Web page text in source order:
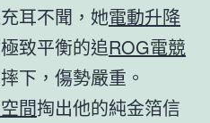
耳不聞，她電動升降
致平衡的追ROG電競
下，傷勢嚴重。
間掏出他的純金箔信